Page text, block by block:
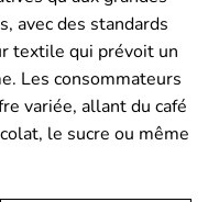
avec des standards
textile qui prévoit un
Les consommateurs
variée, allant du café
le sucre ou même